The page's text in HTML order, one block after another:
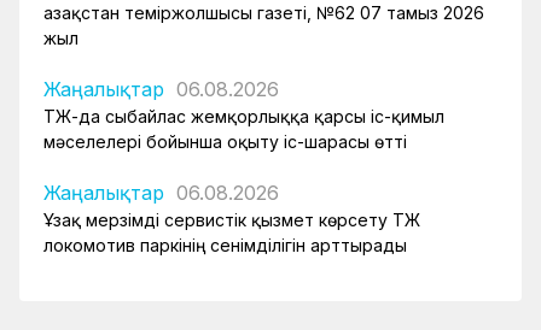
Қазақстан теміржолшысы газеті, №62 07 тамыз 2026
жыл
Жаңалықтар 06.08.2026
ҚТЖ-да сыбайлас жемқорлыққа қарсы іс-қимыл
мәселелері бойынша оқыту іс-шарасы өтті
Жаңалықтар 06.08.2026
Ұзақ мерзімді сервистік қызмет көрсету ҚТЖ
локомотив паркінің сенімділігін арттырады